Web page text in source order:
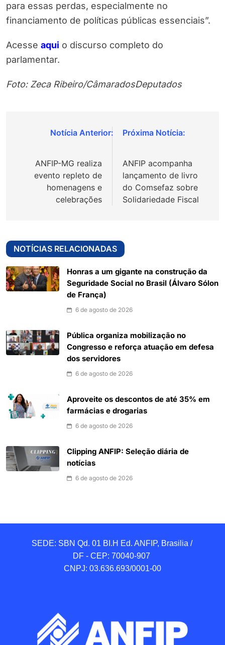
para essas perdas, especialmente no
financiamento de políticas públicas essenciais”.
Acesse aqui o discurso completo do
parlamentar.
Foto: Zeca Ribeiro/CâmaradosDeputados
Navegação
Post
ANFIP-MG realiza
evento repleto de
homenagens e
celebrações
ANFIP acompanha
lançamento de livro
do Comsefaz sobre
Solidariedade Fiscal
NOTÍCIAS RELACIONADAS
Honras a um gigante na construção da
Seguridade Social no Brasil (Álvaro Sólon
de França)
6 de agosto de 2026
Pública organiza mobilização no
Congresso e reforça atuação em defesa
dos servidores
6 de agosto de 2026
Aproveite os descontos de até 35% em
farmácias e drogarias
6 de agosto de 2026
Clipping ANFIP: Seleção diária de
notícias
6 de agosto de 2026
SEDE: SBN Qd. 01 BI.H Ed. ANFIP, Brasilia /
DF - CEP: 70040-907
CNPJ: 03.636.693/0001-00